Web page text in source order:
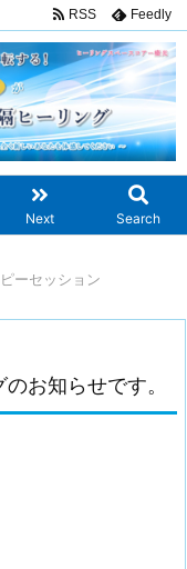
Next Search
RSS Feedly
ーセッション
お知らせです。